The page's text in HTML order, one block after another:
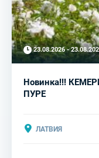
23.08.2026 -
Новинка!!!
ПУРЕ
ЛАТВИЯ